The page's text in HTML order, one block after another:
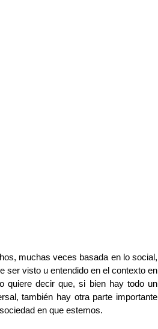
muchas veces basada en lo social,
ser visto u entendido en el contexto en
quiere decir que, si bien hay todo un
también hay otra parte importante
en que estemos.